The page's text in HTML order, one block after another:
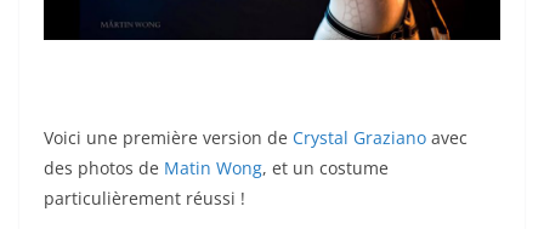
Voici une première version de Crystal Graziano avec
des photos de Matin Wong, et un costume
particulièrement réussi !